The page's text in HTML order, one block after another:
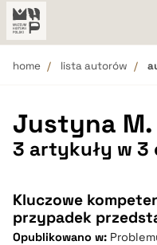
home lista autorów
Justyna M.
3 artykuły w 3
Kluczowe
przypadek
Opublikowano w: